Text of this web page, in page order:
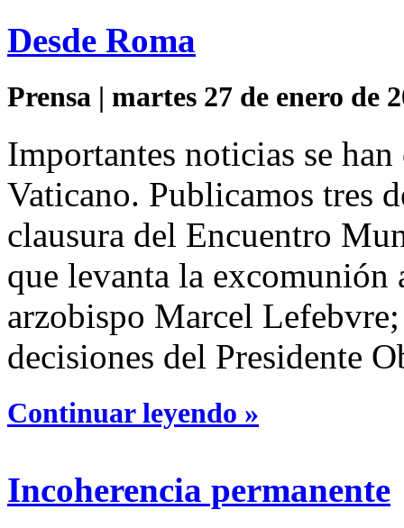
Desde Roma
Prensa | martes 27 de enero de
Importantes noticias se
Vaticano. Publicamos tres
clausura del Encuentro
que levanta la excomunión
arzobispo Marcel
decisiones del Presidente
Continuar leyendo »
Incoherencia permanente